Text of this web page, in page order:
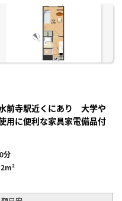
に入
前寺駅近くにあり 大学や
用に便利な家具家電備品付
分